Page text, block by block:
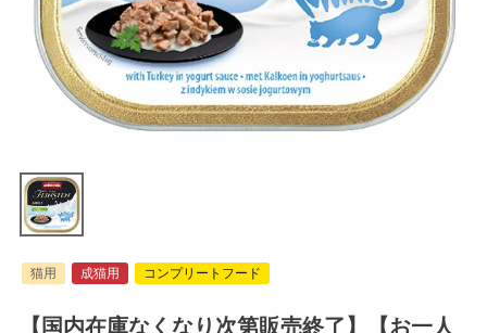
猫用 成猫用 コンプリートフード
【国内在庫なくなり次第販売終了】【お一人